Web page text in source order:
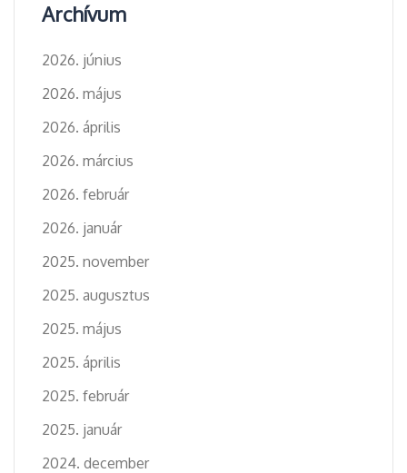
Archívum
2026. június
2026. május
2026. április
2026. március
2026. február
2026. január
2025. november
2025. augusztus
2025. május
2025. április
2025. február
2025. január
2024. december